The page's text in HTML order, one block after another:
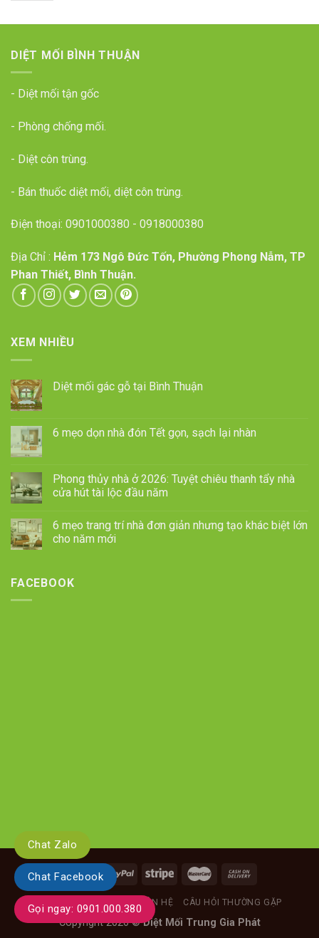
DIỆT MỐI BÌNH THUẬN
- Diệt mối tận gốc
- Phòng chống mối.
- Diệt côn trùng.
- Bán thuốc diệt mối, diệt côn trùng.
Điện thoại: 0901000380 - 0918000380
Địa Chỉ : Hẻm 173 Ngô Đức Tốn, Phường Phong Nẫm, TP
Phan Thiết, Bình Thuận.
XEM NHIỀU
Diệt mối gác gỗ tại Bình Thuận
6 mẹo dọn nhà đón Tết gọn, sạch lại nhàn
Phong thủy nhà ở 2026: Tuyệt chiêu thanh tẩy nhà
cửa hút tài lộc đầu năm
6 mẹo trang trí nhà đơn giản nhưng tạo khác biệt lớn
cho năm mới
FACEBOOK
GIỚI THIỆU TIN TỨC LIÊN HỆ CÂU HỎI THƯỜNG GẶP
Copyright 2026 ©Diệt Mối Trung Gia Phát
Chat Zalo
Chat Facebook
Gọi ngay: 0901.000.380